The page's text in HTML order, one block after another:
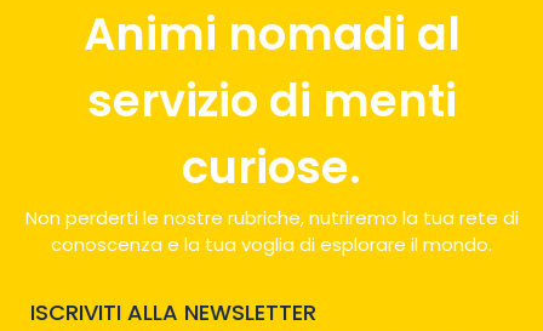
Animi nomadi al
servizio di menti
curiose.
Non perderti le nostre rubriche, nutriremo la tua rete di
conoscenza e la tua voglia di esplorare il mondo.
ISCRIVITI ALLA NEWSLETTER